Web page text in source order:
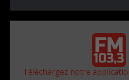
Téléchargez notre